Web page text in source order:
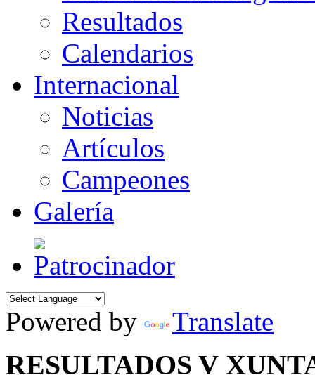
Resultados
Calendarios
Internacional
Noticias
Artículos
Campeones
Galería
Powered by Translate
RESULTADOS V